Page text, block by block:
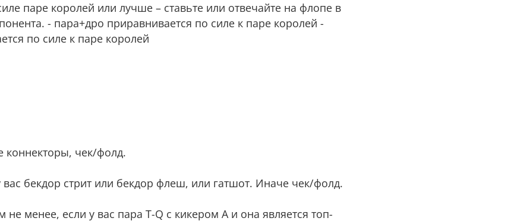
паре королей или лучше – ставьте или отвечайте на флопе в
- пара+дро приравнивается по силе к паре королей -
по силе к паре королей
коннекторы, чек/фолд.
вас бекдор стрит или бекдор флеш, или гатшот. Иначе чек/фолд.
не менее, если у вас пара Т-Q с кикером А и она является топ-